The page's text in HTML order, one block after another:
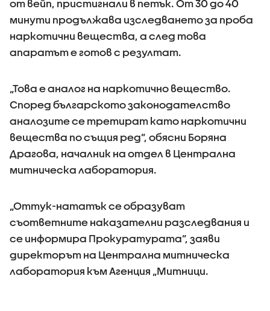
от вейп, пристигнали в петък. От 30 до 40
минути продължава изследването за проба
наркотични вещества, а след това
апаратът е готов с резултат.
„Това е аналог на наркотично вещество.
Според българското законодателство
аналозите се третират като наркотични
вещества по същия ред”, обясни Боряна
Драгова, началник на отдел в Централна
митническа лаборатория.
„Оттук-нататък се образуват
съответните наказателни разследвания и
се информира Прокуратурата”, заяви
директорът на Централна митническа
лаборатория към Агенция „Митници.